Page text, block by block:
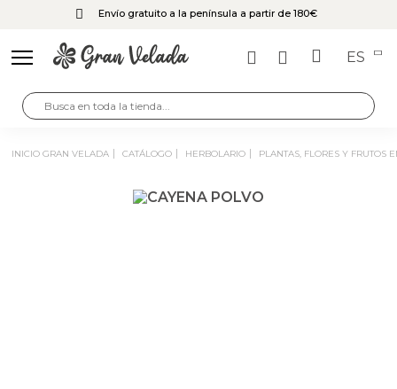
Envío gratuito a la península a partir de 180€
ES
INICIO GRAN VELADA CATÁLOGO HERBOLARIO PLANTAS, FLORES Y FRUTOS